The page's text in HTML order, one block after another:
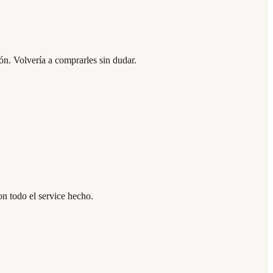
Volvería a comprarles sin dudar.
todo el service hecho.